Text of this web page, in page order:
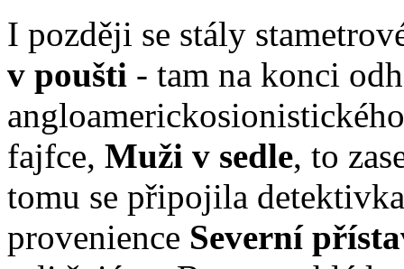
I později se stály
v poušti - tam na konci
fajfce, Muži v sedle, to
tomu se připojila
provenience Severní